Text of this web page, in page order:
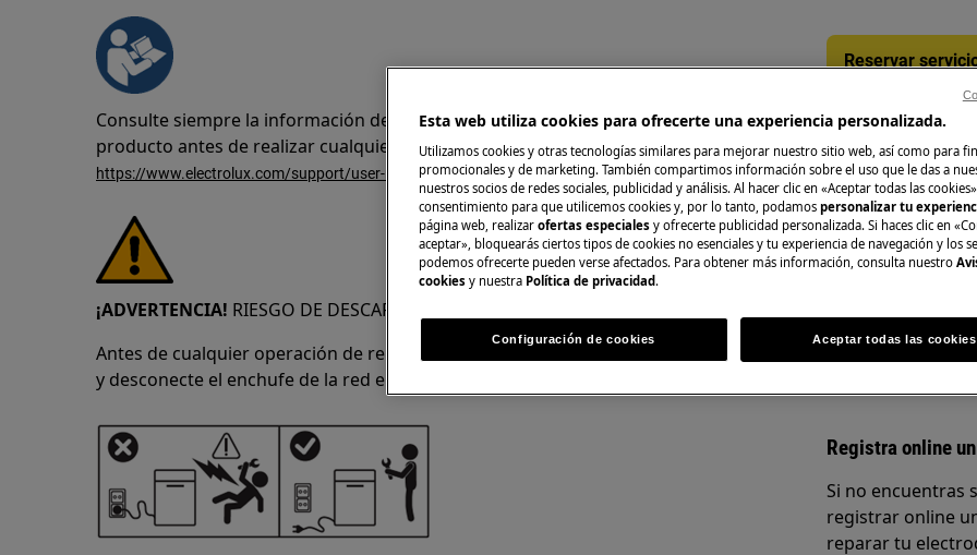
Consulte siempre la información de seguridad del manual de usuario de su
producto antes de realizar cualquier operación de reparación o mantenimiento.
https://www.electrolux.com/support/user-manuals/
¡ADVERTENCIA! RIESGO DE DESCARGA ELÉCTRICA
Antes de cualquier operación de reparación o mantenimiento, desactive el aparato
y desconecte el enchufe de la red eléctrica.
Reservar
Repuestos y
Encuentra
electrodoméstico
recíbelos
A la tienda en
Registra online
Si no encuentras
registrar online
reparar tu
Esta web utiliza cookies para ofrecerte una experiencia personalizada.
Utilizamos cookies y otras tecnologías similares para mejorar nuestro sitio web, así como para
promocionales y de marketing. También compartimos información sobre el uso que le das a
nuestros socios de redes sociales, publicidad y análisis. Al hacer clic en «Aceptar todas las
consentimiento para que utilicemos cookies y, por lo tanto, podamos personalizar tu
página web, realizar ofertas especiales y ofrecerte publicidad personalizada. Si haces clic en
aceptar», bloquearás ciertos tipos de cookies no esenciales y tu experiencia de navegación y los
podemos ofrecerte pueden verse afectados. Para obtener más información, consulta nuestro
cookies y nuestra Política de privacidad.
Configuración de cookies Aceptar todas las cookies